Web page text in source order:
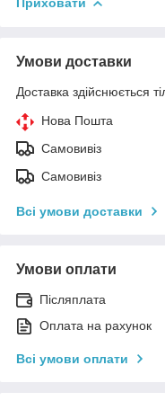
Умови доставки
Доставка здійснюється
Нова Пошта
Самовивіз
Самовивіз
Всі умови доставки
Умови оплати
Післяплата
Оплата на рахунок
Всі умови оплати